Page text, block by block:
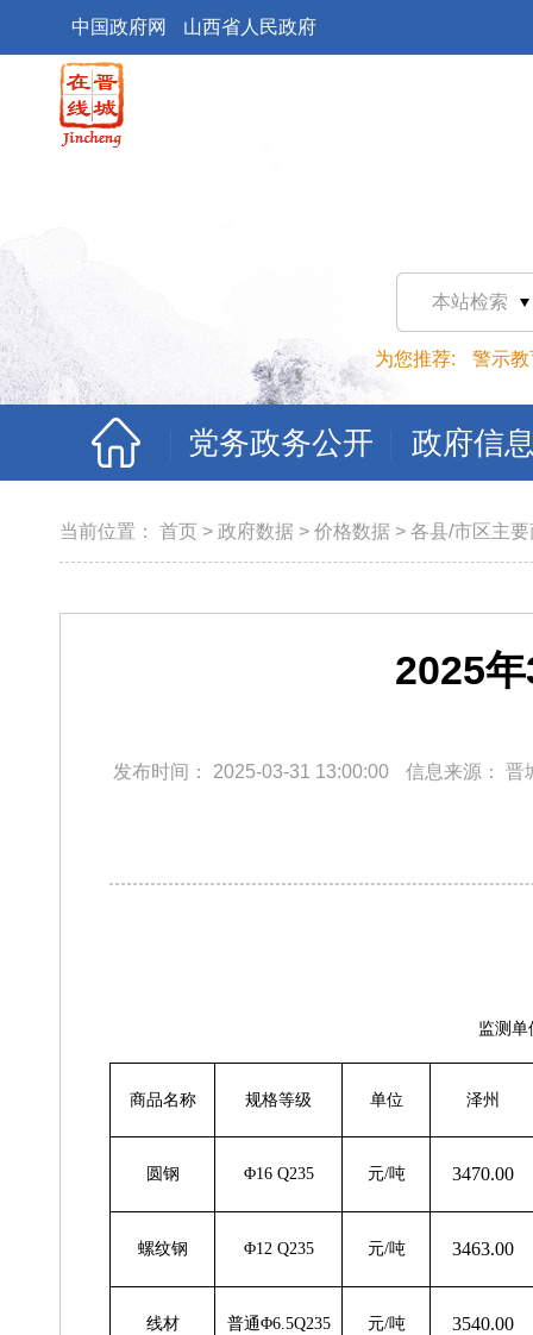
中国政府网 山西省人民政府
本站检索
为您推荐: 警示教
党务政务公开 政府信
当前位置： 首页 > 政府数据 > 价格数据 > 各县/市区主
2025
发布时间： 2025-03-31 13:00:00 信息来源： 晋
监测单
商品名称 规格等级 单位 泽州
圆 钢 Φ16 Q235 元/吨 3470.00
螺纹钢 Φ12 Q235 元/吨 3463.00
线材 普通Φ6.5Q235 元/吨 3540.00